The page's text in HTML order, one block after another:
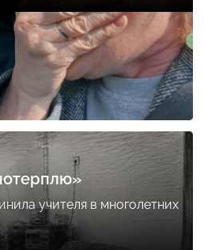
учителя в многолетних